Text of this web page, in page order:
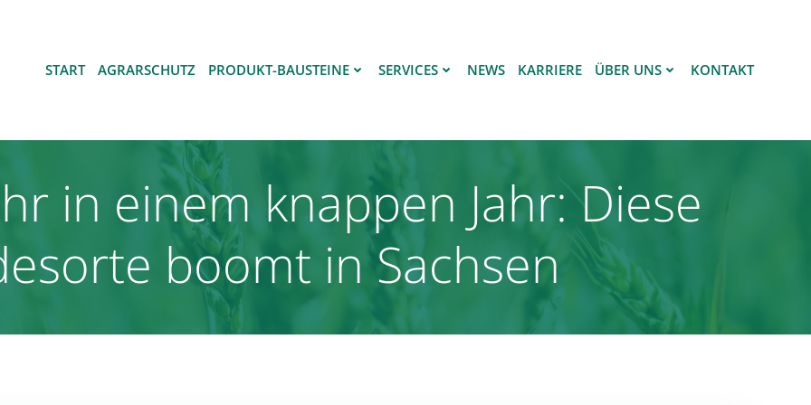
START AGRARSCHUTZ PRODUKT-BAUSTEINE SERVICES NEWS KARRIERE ÜBER UNS KONTAKT
in einem knappen Jahr: Diese
boomt in Sachsen